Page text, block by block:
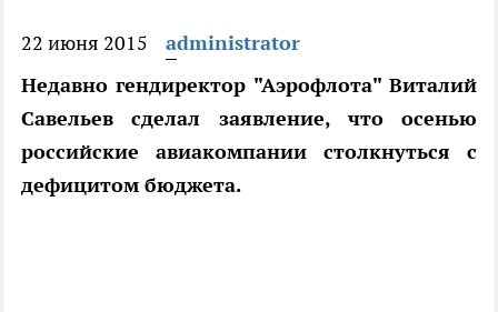
22 июня 2015
administrator
Недавно гендиректор "Аэрофлота" Виталий
Савельев сделал заявление, что осенью
российские авиакомпании столкнуться с
дефицитом бюджета.